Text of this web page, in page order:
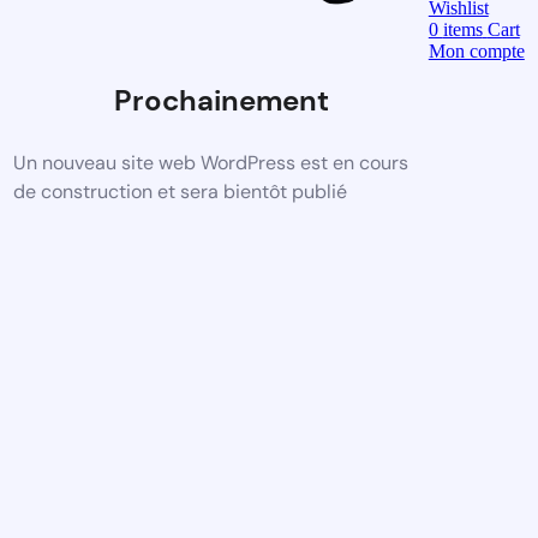
Prochainement
Un nouveau site web WordPress est en cours
de construction et sera bientôt publié
Wishlist
0 items Cart
Mon compte